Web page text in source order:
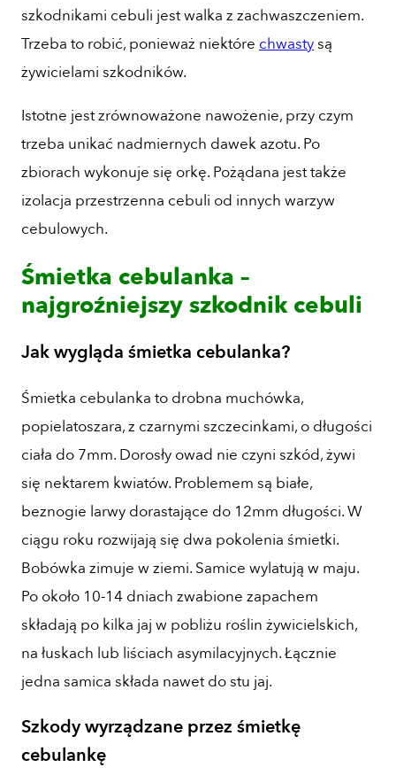
szkodnikami cebuli jest walka z zachwaszczeniem.
Trzeba to robić, ponieważ niektóre chwastysą
żywicielami szkodników.
Istotne jest zrównoważone nawożenie, przy czym
trzeba unikać nadmiernych dawek azotu. Po
zbiorach wykonuje się orkę. Pożądana jest także
izolacja przestrzenna cebuli od innych warzyw
cebulowych.
Śmietka cebulanka –
najgroźniejszy szkodnik cebuli
Jak wygląda śmietka cebulanka?
Śmietka cebulanka to drobna muchówka,
popielatoszara, z czarnymi szczecinkami, o długości
ciała do 7mm. Dorosły owad nie czyni szkód, żywi
się nektarem kwiatów. Problemem są białe,
beznogie larwy dorastające do 12mm długości. W
ciągu roku rozwijają się dwa pokolenia śmietki.
Bobówka zimuje w ziemi. Samice wylatują w maju.
Po około 10-14 dniach zwabione zapachem
składają po kilka jaj w pobliżu roślin żywicielskich,
na łuskach lub liściach asymilacyjnych. Łącznie
jedna samica składa nawet do stu jaj.
Szkody wyrządzane przez śmietkę
cebulankę